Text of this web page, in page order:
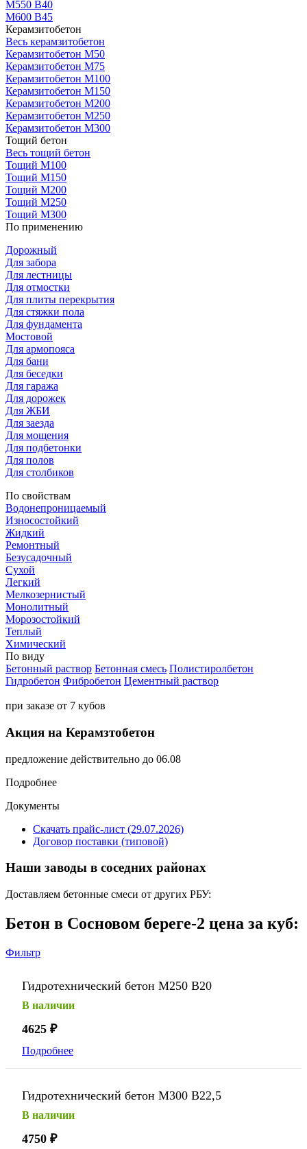
М550 В40
М600 В45
Керамзитобетон
Весь керамзитобетон
Керамзитобетон М50
Керамзитобетон М75
Керамзитобетон М100
Керамзитобетон М150
Керамзитобетон М200
Керамзитобетон М250
Керамзитобетон М300
Тощий бетон
Весь тощий бетон
Тощий М100
Тощий М150
Тощий М200
Тощий М250
Тощий М300
По применению
Дорожный
Для забора
Для лестницы
Для отмостки
Для плиты перекрытия
Для стяжки пола
Для фундамента
Мостовой
Для армопояса
Для бани
Для беседки
Для гаража
Для дорожек
Для ЖБИ
Для заезда
Для мощения
Для подбетонки
Для полов
Для столбиков
По свойствам
Водонепроницаемый
Износостойкий
Жидкий
Ремонтный
Безусадочный
Сухой
Легкий
Мелкозернистый
Монолитный
Морозостойкий
Теплый
Химический
По виду
Бетонный раствор Бетонная смесь Полистиролбетон
Гидробетон Фибробетон Цементный раствор
при заказе от 7 кубов
Акция на Керамзтобетон
предложение действительно до 06.08
Подробнее
Документы
Скачать прайс-лист (29.07.2026)
Договор поставки (типовой)
Наши заводы в соседних районах
Доставляем бетонные смеси от других РБУ:
Бетон в Сосновом береге-2 цена за куб:
Фильтр
Гидротехнический бетон М250 В20
В наличии
4625 ₽
Подробнее
Гидротехнический бетон М300 В22,5
В наличии
4750 ₽